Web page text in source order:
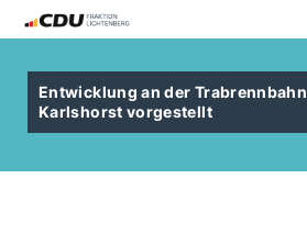
Entwicklung an der Trabrennbahn
Karlshorst vorgestellt